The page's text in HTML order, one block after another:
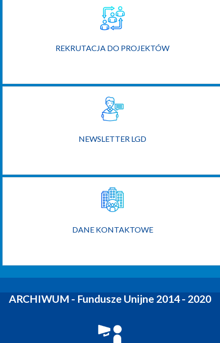
REKRUTACJA DO PROJEKTÓW
NEWSLETTER LGD
DANE KONTAKTOWE
ARCHIWUM - Fundusze Unijne 2014 - 2020